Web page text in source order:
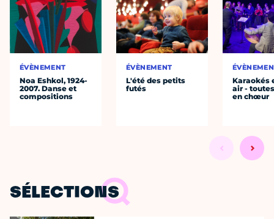
ÉVÈNEMENT
Noa Eshkol, 1924-
2007. Danse et
compositions
ÉVÈNEMENT
L'été des petits
futés
Karaokés
air -
en chœur
SÉLECTIONS